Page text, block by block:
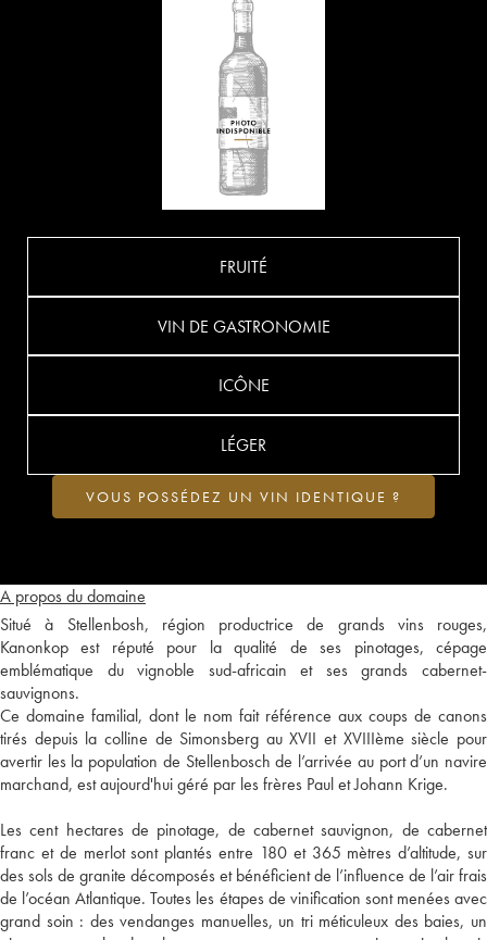
A propos du domaine
Situé à Stellenbosh, région productrice de grands vins rouges,
Kanonkop est réputé pour la qualité de ses pinotages, cépage
emblématique du vignoble sud-africain et ses grands cabernet-
sauvignons.
Ce domaine familial, dont le nom fait référence aux coups de canons
tirés depuis la colline de Simonsberg au XVII et XVIIIème siècle pour
avertir les la population de Stellenbosch de l’arrivée au port d’un navire
marchand, est aujourd'hui géré par les frères Paul et Johann Krige.
Les cent hectares de pinotage, de cabernet sauvignon, de cabernet
franc et de merlot sont plantés entre 180 et 365 mètres d’altitude, sur
des sols de granite décomposés et bénéficient de l’influence de l’air frais
de l’océan Atlantique. Toutes les étapes de vinification sont menées avec
grand soin : des vendanges manuelles, un tri méticuleux des baies, un
FRUITÉ
VIN DE GASTRONOMIE
ICÔNE
LÉGER
VOUS POSSÉDEZ UN VIN IDENTIQUE ?